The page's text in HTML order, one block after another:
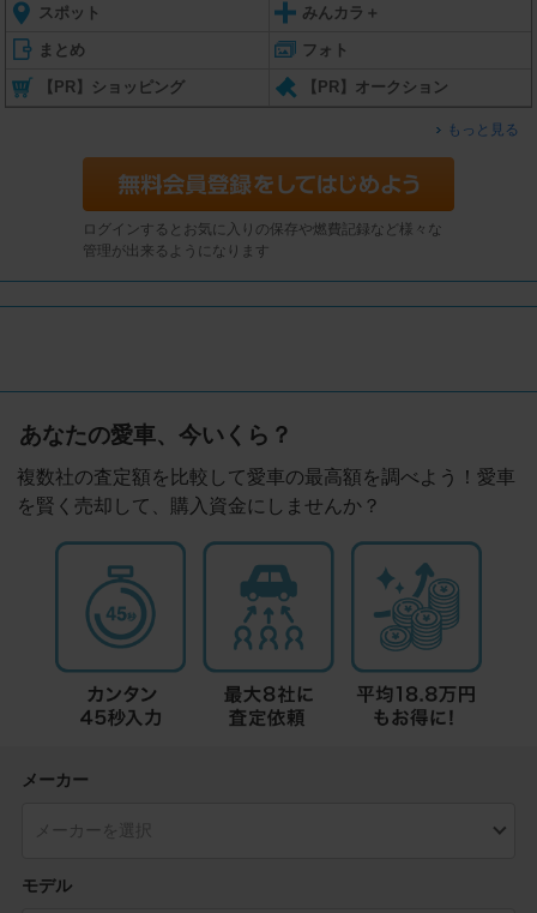
スポット みんカラ＋
まとめ フォト
【PR】ショッピング 【PR】オークション
もっと見る
ログインするとお気に入りの保存や燃費記録など様々な
管理が出来るようになります
あなたの愛車、今いくら？
複数社の査定額を比較して愛車の最高額を調べよう！愛車
を賢く売却して、購入資金にしませんか？
メーカー
モデル